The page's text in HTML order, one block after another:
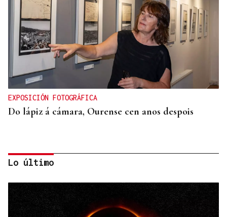
EXPOSICIÓN FOTOGRÁFICA
Do lápiz á cámara, Ourense cen anos despois
Lo último